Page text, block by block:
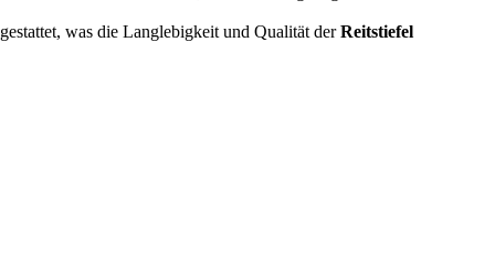
was die Langlebigkeit und Qualität derReitstiefel